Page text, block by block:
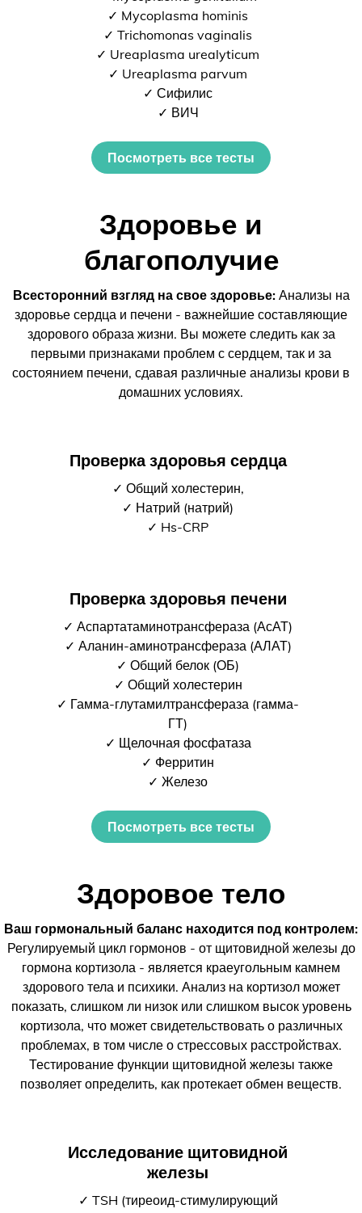
✓ Mycoplasma hominis
✓ Trichomonas vaginalis
✓ Ureaplasma urealyticum
✓ Ureaplasma parvum
✓ Сифилис
✓ ВИЧ
Посмотреть все тесты
Здоровье и
благополучие
Всесторонний взгляд на свое здоровье:Анализы на
здоровье сердца и печени - важнейшие составляющие
здорового образа жизни. Вы можете следить как за
первыми признаками проблем с сердцем, так и за
состоянием печени, сдавая различные анализы крови в
домашних условиях.
Проверка здоровья сердца
✓ Общий холестерин,
✓ Натрий (натрий)
✓ Hs-CRP
Проверка здоровья печени
✓ Аспартатаминотрансфераза (АсАТ)
✓ Аланин-аминотрансфераза (АЛАТ)
✓ Общий белок (ОБ)
✓ Общий холестерин
✓ Гамма-глутамилтрансфераза (гамма-
ГТ)
✓ Щелочная фосфатаза
✓ Ферритин
✓ Железо
Посмотреть все тесты
Здоровое тело
Ваш гормональный баланс находится под контролем:
Регулируемый цикл гормонов - от щитовидной железы до
гормона кортизола - является краеугольным камнем
здорового тела и психики. Анализ на кортизол может
показать, слишком ли низок или слишком высок уровень
кортизола, что может свидетельствовать о различных
проблемах, в том числе о стрессовых расстройствах.
Тестирование функции щитовидной железы также
позволяет определить, как протекает обмен веществ.
Исследование щитовидной
железы
✓ TSH (тиреоид-стимулирующий